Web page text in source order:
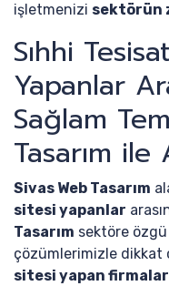
işletmenizi sektörün
Sıhhi
Yapanlar
Sağlam
Tasarım ile
Sivas Web Tasarım
sitesi yapanlar
Tasarım sektöre
çözümlerimizle dikkat
sitesi yapan firmalar